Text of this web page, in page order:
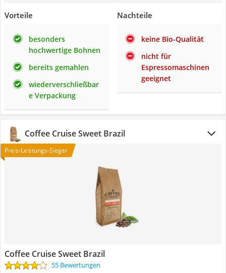
Vorteile
besonders
hochwertige Bohnen
bereits gemahlen
wiederverschließbar
e Verpackung
Nachteile
keine Bio-Qualität
nicht für
Espressomaschinen
geeignet
Coffee Cruise Sweet Brazil
Preis-Leistungs-Sieger
Coffee Cruise Sweet Brazil
55 Bewertungen